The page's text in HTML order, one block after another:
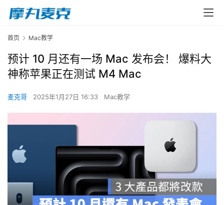
首页 Mac教学
预计 10 月还有一场 Mac 发布会！ 爆料大
神称苹果正在测试 M4 Mac
麦克哥 2025年1月27日 16:33 Mac教学